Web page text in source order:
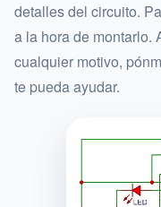
detalles del circuito.
a la hora de montarlo.
cualquier motivo,
te pueda ayudar.